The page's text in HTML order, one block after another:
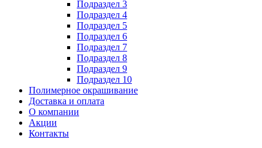
Подраздел 3
Подраздел 4
Подраздел 5
Подраздел 6
Подраздел 7
Подраздел 8
Подраздел 9
Подраздел 10
Полимерное окрашивание
Доставка и оплата
О компании
Акции
Контакты